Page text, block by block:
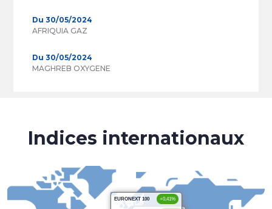
Du 30/05/2024
AFRIQUIA GAZ
Du 30/05/2024
MAGHREB OXYGENE
Indices internationaux
EURONEXT 100 +0,41%